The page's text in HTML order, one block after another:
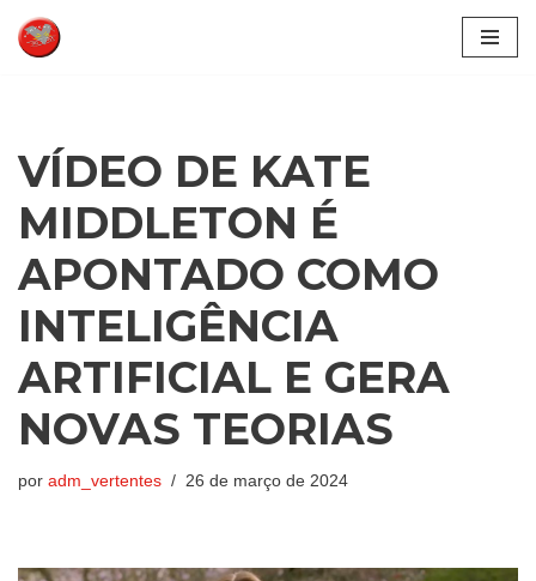
Pular
conteúdo
VÍDEO DE KATE
MIDDLETON É
APONTADO COMO
INTELIGÊNCIA
ARTIFICIAL E GERA
NOVAS TEORIAS
por adm_vertentes 26 de março de 2024